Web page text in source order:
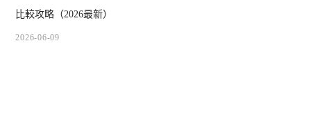
比較攻略（2026最新）
2026-06-09